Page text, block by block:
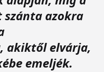
szánta azokra
akiktől elvárja,
emeljék.